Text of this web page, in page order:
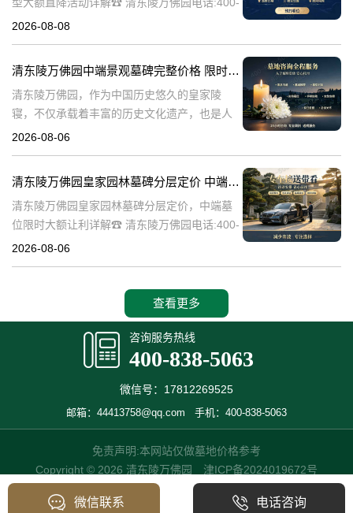
838-5063清东陵万佛园，作为中国历史悠久的
2026-08-08
清东陵万佛园中端景观墓碑完整价格 限时减免多年管理费详解
清东陵万佛园，作为中国历史悠久的皇家陵
寝，不仅承载着丰富的历史文化遗产，也是人
们缅怀先人、寄托哀思的重要场所。近年来，
清
2026-08-06
清东陵万佛园皇家园林墓碑分层定价 中端墓位限时大额让利详解
清东陵万佛园皇家园林墓碑分层定价，中端墓
位限时大额让利详解☎ 清东陵万佛园电话:400-
838-5063清东陵万佛园，作为中国历史上著名
2026-08-06
查看更多
咨询服务热线
400-838-5063
微信号：17812269525
邮箱：44413758@qq.com 手机：400-838-5063
免责声明:本网站仅做墓地价格参考
Copyright © 2026 清东陵万佛园 津ICP备2024019672号
微信联系 电话咨询